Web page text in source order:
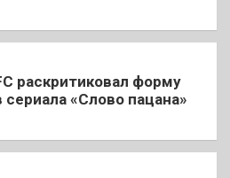
раскритиковал форму
сериала «Слово пацана»